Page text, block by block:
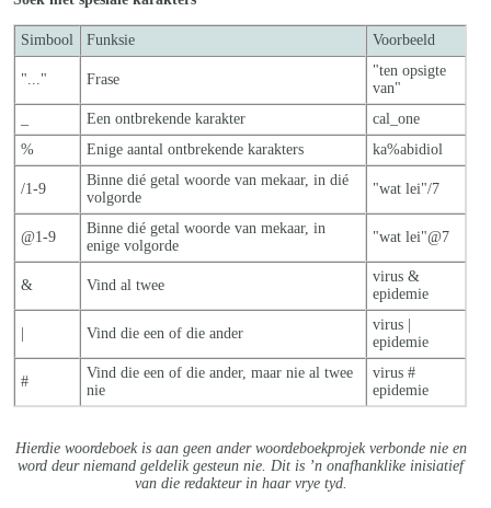
Simbool Funksie Voorbeeld
"..." Frase
"ten opsigte
van"
Een ontbrekende karakter
cal_one
%
Enige aantal ontbrekende karakters ka%abidiol
/1-9
Binne dié getal woorde van mekaar, in dié
volgorde
"wat lei"/7
@1-9
Binne dié getal woorde van mekaar, in
enige volgorde
"wat lei"@7
& Vind al twee
virus &
epidemie
Vind die een of die ander
virus |
epidemie
#
Vind die een of die ander, maar nie al twee
nie
virus #
epidemie
Hierdie woordeboek is aan geen ander woordeboekprojek verbonde nie en
word deur niemand geldelik gesteun nie. Dit is ’n onafhanklike inisiatief
van die redakteur in haar vrye tyd.